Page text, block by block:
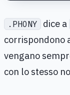
.PHONY dice a
corrispondono
vengano
con lo stesso